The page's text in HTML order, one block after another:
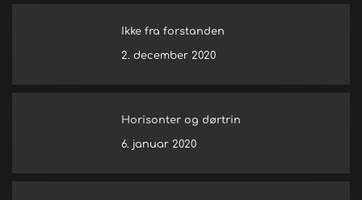
Ikke fra forstanden
2. december 2020
Horisonter og dørtrin
6. januar 2020